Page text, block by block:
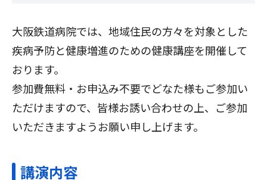
大阪鉄道病院では、地域住民の方々を対象とした
疾病予防と健康増進のための健康講座を開催して
おります。
参加費無料・お申込み不要でどなた様もご参加い
ただけますので、皆様お誘い合わせの上、ご参加
いただきますようお願い申し上げます。
講演内容